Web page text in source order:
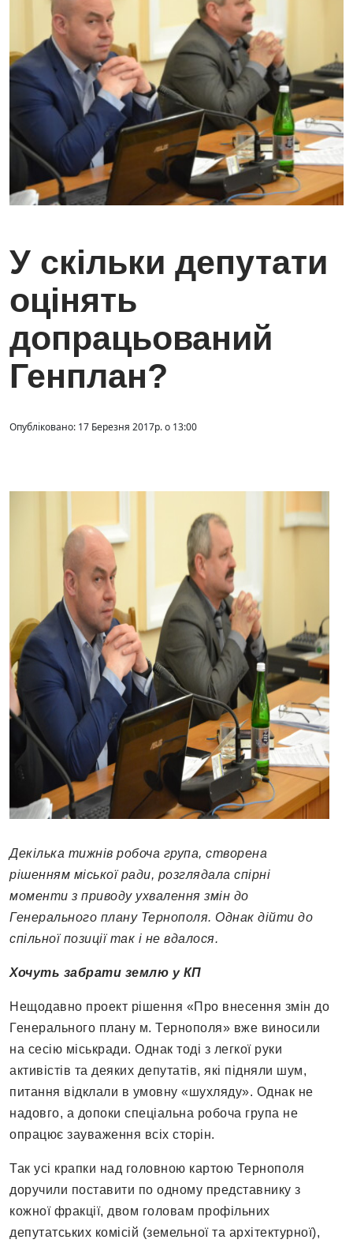
У скільки депутати
оцінять
допрацьований
Генплан?
Опубліковано: 17 Березня 2017р. о 13:00
Декілька тижнів робоча група, створена
рішенням міської ради, розглядала спірні
моменти з приводу ухвалення змін до
Генерального плану Тернополя. Однак дійти до
спільної позиції так і не вдалося.
Хочуть забрати землю у КП
Нещодавно проект рішення «Про внесення змін до
Генерального плану м. Тернополя» вже виносили
на сесію міськради. Однак тоді з легкої руки
активістів та деяких депутатів, які підняли шум,
питання відклали в умовну «шухляду». Однак не
надовго, а допоки спеціальна робоча група не
опрацює зауваження всіх сторін.
Так усі крапки над головною картою Тернополя
доручили поставити по одному представнику з
кожної фракції, двом головам профільних
депутатських комісій (земельної та архітектурної),